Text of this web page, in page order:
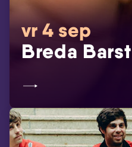
vr 4 sep
Breda Barst